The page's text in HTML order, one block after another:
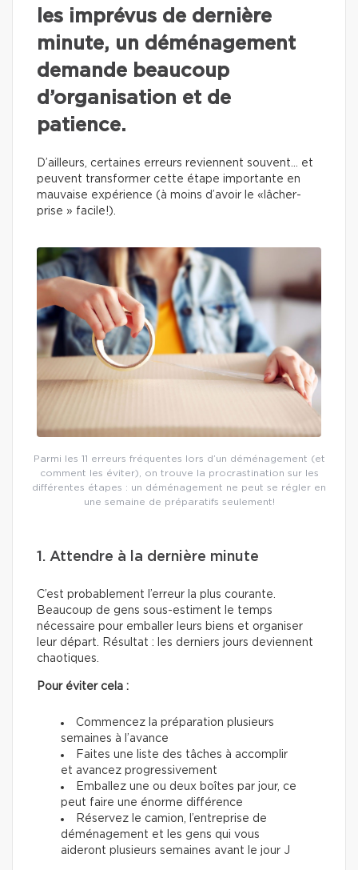
les imprévus de dernière
minute, un déménagement
demande beaucoup
d’organisation et de
patience.
D’ailleurs, certaines erreurs reviennent souvent… et
peuvent transformer cette étape importante en
mauvaise expérience (à moins d’avoir le «lâcher-
prise » facile!).
Parmi les 11 erreurs fréquentes lors d’un déménagement (et
comment les éviter), on trouve la procrastination sur les
différentes étapes : un déménagement ne peut se régler en
une semaine de préparatifs seulement!
1. Attendre à la dernière minute
C’est probablement l’erreur la plus courante.
Beaucoup de gens sous-estiment le temps
nécessaire pour emballer leurs biens et organiser
leur départ. Résultat : les derniers jours deviennent
chaotiques.
Pour éviter cela :
Commencez la préparation plusieurs
semaines à l’avance
Faites une liste des tâches à accomplir
et avancez progressivement
Emballez une ou deux boîtes par jour, ce
peut faire une énorme différence
Réservez le camion, l’entreprise de
déménagement et les gens qui vous
aideront plusieurs semaines avant le jour J